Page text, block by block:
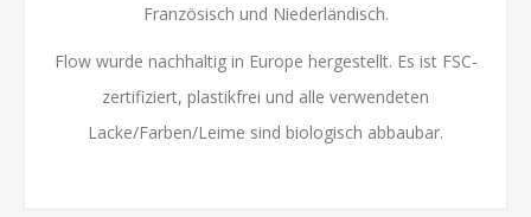
Französisch und Niederländisch.
Flow wurde nachhaltig in Europe hergestellt. Es ist FSC-
zertifiziert, plastikfrei und alle verwendeten
Lacke/Farben/Leime sind biologisch abbaubar.